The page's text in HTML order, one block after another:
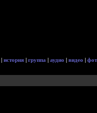
| история | группа | аудио | видео |